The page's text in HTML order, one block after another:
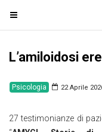
T
o
e
a
v
L’amiloidosi
Psicologia 22 Aprile
27 testimonianze di